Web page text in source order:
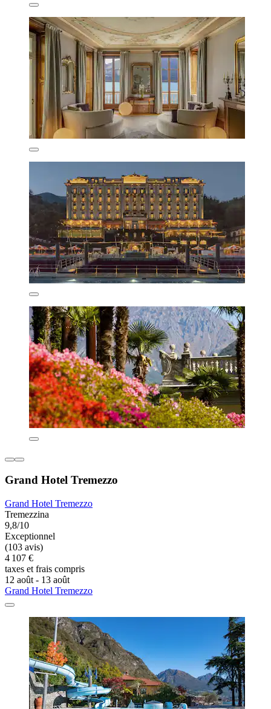
Grand Hotel Tremezzo
Grand Hotel Tremezzo
Tremezzina
9,8/10
Exceptionnel
(103 avis)
4 107 €
taxes et frais compris
12 août - 13 août
Grand Hotel Tremezzo